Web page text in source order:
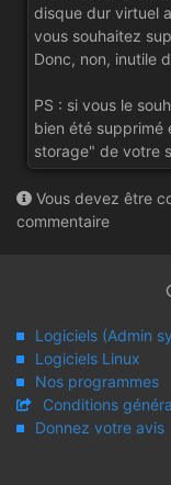
disque dur virtuel
vous souhaitez
Donc, non, inutile
PS : si vous le
bien été supprimé
storage" de votre
Vous devez être
commentaire
Logiciels (Admin
Logiciels Linux
Nos programmes
Conditions
Donnez votre avis